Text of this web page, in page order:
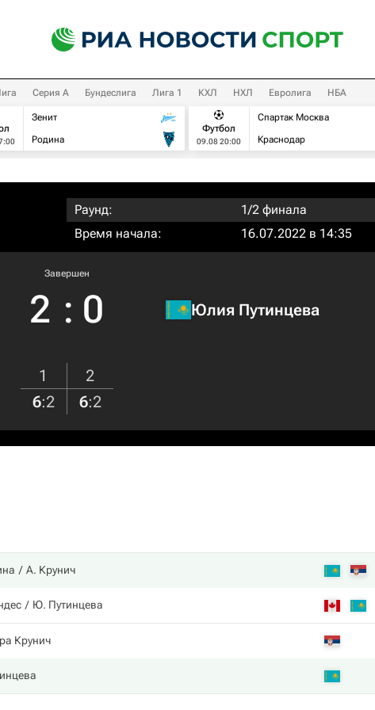
Серия А Бундеслига Лига 1 КХЛ НХЛ Евролига НБА
Зенит
Родина
Футбол
09.08 20:00
Спартак Москва
Краснодар
Раунд:
1/2 финала
Время начала:
16.07.2022 в 14:35
Завершен
2 : 0 Юлия Путинцева
1
2
6:2 6:2
А. Крунич
Ю. Путинцева
Крунич